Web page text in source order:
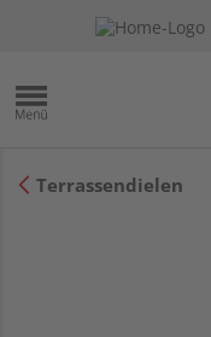
Terrassendielen